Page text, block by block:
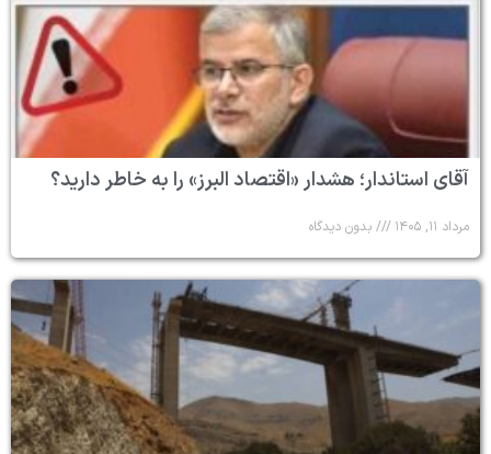
آقای استاندار؛ هشدار «اقتصاد البرز» را به خاطر دارید؟
مرداد ۱۱, ۱۴۰۵ بدون دیدگاه